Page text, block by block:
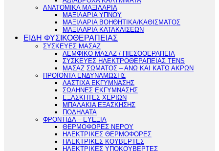
ΑΝΑΤΟΜΙΚΑ ΜΑΞΙΛΑΡΙΑ
ΜΑΞΙΛΑΡΙΑ ΥΠΝΟΥ
ΜΑΞΙΛΑΡΙΑ ΒΟΗΘΗΤΙΚΑ/ΚΑΘΙΣΜΑΤΟΣ
ΜΑΞΙΛΑΡΙΑ ΚΑΤΑΚΛΙΣΕΩΝ
ΕΙΔΗ ΦΥΣΙΚΟΘΕΡΑΠΕΙΑΣ
ΣΥΣΚΕΥΕΣ ΜΑΣΑΖ
ΛΕΜΦΙΚΟ ΜΑΣΑΖ / ΠΙΕΣΟΘΕΡΑΠΕΙΑ
ΣΥΣΚΕΥΕΣ ΗΛΕΚΤΡΟΘΕΡΑΠΕΙΑΣ TENS
ΜΑΣΑΖ ΣΩΜΑΤΟΣ – ΑΝΩ ΚΑΙ ΚΑΤΩ ΑΚΡΩΝ
ΠΡΟΪΟΝΤΑ ΕΝΔΥΝΑΜΩΣΗΣ
ΛΑΣΤΙΧΑ ΕΚΓΥΜΝΑΣΗΣ
ΣΩΛΗΝΕΣ ΕΚΓΥΜΝΑΣΗΣ
ΕΞΑΣΚΗΤΕΣ ΧΕΡΙΩΝ
ΜΠΑΛΑΚΙΑ ΕΞΑΣΚΗΣΗΣ
ΠΟΔΗΛΑΤΑ
ΦΡΟΝΤΙΔΑ – ΕΥΕΞΙΑ
ΘΕΡΜΟΦΟΡΕΣ ΝΕΡΟΥ
ΗΛΕΚΤΡΙΚΕΣ ΘΕΡΜΟΦΟΡΕΣ
ΗΛΕΚΤΡΙΚΕΣ ΚΟΥΒΕΡΤΕΣ
ΗΛΕΚΤΡΙΚΕΣ ΥΠΟΚΟΥΒΕΡΤΕΣ